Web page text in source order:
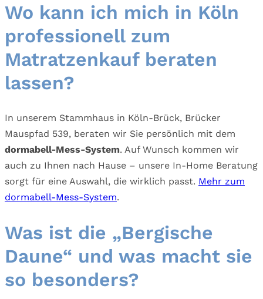
Wo kann ich mich in Köln
professionell zum
Matratzenkauf beraten
lassen?
In unserem Stammhaus in Köln-Brück, Brücker
Mauspfad 539, beraten wir Sie persönlich mit dem
dormabell-Mess-System. Auf Wunsch kommen wir
auch zu Ihnen nach Hause – unsere In-Home Beratung
sorgt für eine Auswahl, die wirklich passt. Mehr zum
dormabell-Mess-System.
Was ist die „Bergische
Daune“ und was macht sie
so besonders?